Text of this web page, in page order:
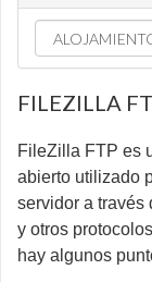
FILEZILLA
FileZilla FTP es
abierto utilizado
servidor a través
y otros
hay algunos